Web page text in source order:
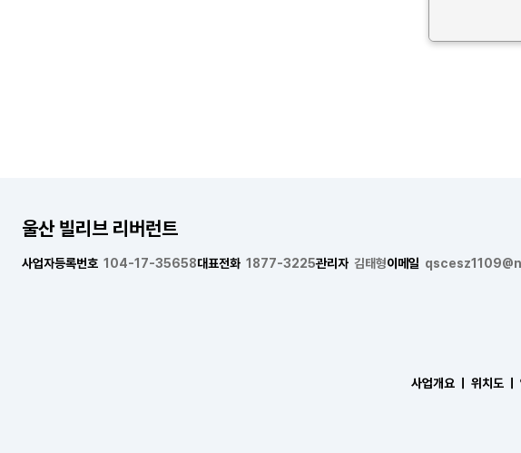
울산 빌리브 리버런트
사업자등록번호 104-17-35658대표전화 1877-3225관리자 김태형이메일
사업개요 ㅣ 위치도 ㅣ